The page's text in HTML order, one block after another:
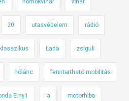
homokvihar vihar
20 utasvédelem rádió
klasszikus Lada zsiguli
hólánc fenntartható mobilitás
E:ny1 la motorhiba